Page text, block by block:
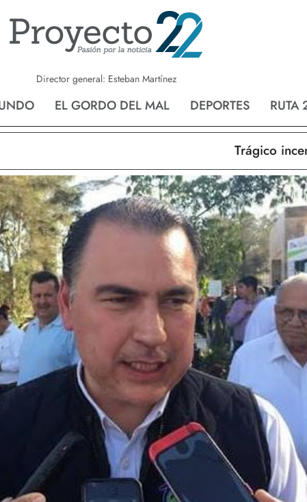
Director general: Esteban Martínez
EL GORDO DEL MAL DEPORTES RUTA
Nvo. Laredo
Trágico